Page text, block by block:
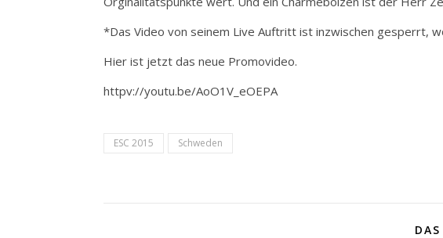
*Das Video von seinem Live Auftritt ist inzwischen gesperrt,
Hier ist jetzt das neue Promovideo.
httpv://youtu.be/AoO1V_eOEPA
ESC 2015 Schweden